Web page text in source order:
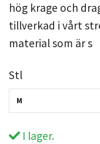
hög krage och
tillverkad i vårt
material som är s
Stl
M
I lager.